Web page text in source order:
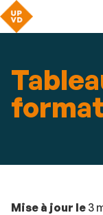
Mise à jour le 3